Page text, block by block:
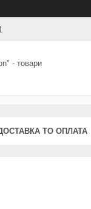
- товари
ТО ОПЛАТА